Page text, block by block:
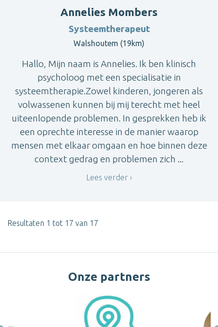
Annelies Mombers
Systeemtherapeut
Walshoutem (19km)
Hallo, Mijn naam is Annelies. Ik ben klinisch
psycholoog met een specialisatie in
systeemtherapie.Zowel kinderen, jongeren als
volwassenen kunnen bij mij terecht met heel
uiteenlopende problemen. In gesprekken heb ik
een oprechte interesse in de manier waarop
mensen met elkaar omgaan en hoe binnen deze
context gedrag en problemen zich ...
Lees verder
Resultaten 1 tot 17 van 17
Onze partners